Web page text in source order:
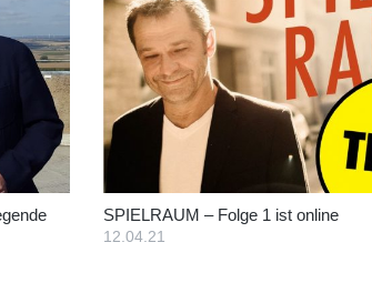
SPIELRAUM – Folge 1 ist online
12.04.21